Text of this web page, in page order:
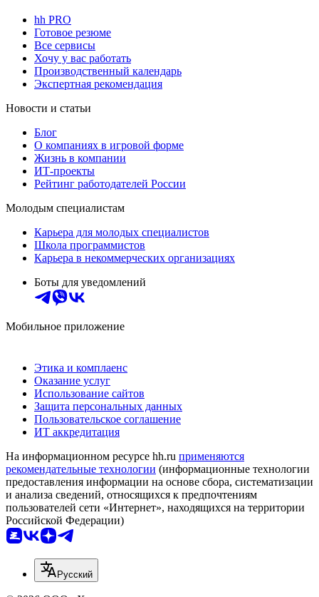
hh PRO
Готовое резюме
Все сервисы
Хочу у вас работать
Производственный календарь
Экспертная рекомендация
Новости и статьи
Блог
О компаниях в игровой форме
Жизнь в компании
ИТ-проекты
Рейтинг работодателей России
Молодым специалистам
Карьера для молодых специалистов
Школа программистов
Карьера в некоммерческих организациях
Боты для уведомлений
Мобильное приложение
Этика и комплаенс
Оказание услуг
Использование сайтов
Защита персональных данных
Пользовательское соглашение
ИТ аккредитация
На информационном ресурсе hh.ru применяются
рекомендательные технологии (информационные технологии
предоставления информации на основе сбора, систематизации
и анализа сведений, относящихся к предпочтениям
пользователей сети «Интернет», находящихся на территории
Российской Федерации)
Русский